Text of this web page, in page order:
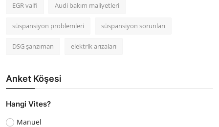
EGR valfi Audi bakım maliyetleri
süspansiyon problemleri süspansiyon sorunları
DSG şanzıman elektrik arızaları
Anket Köşesi
Hangi Vites?
Manuel